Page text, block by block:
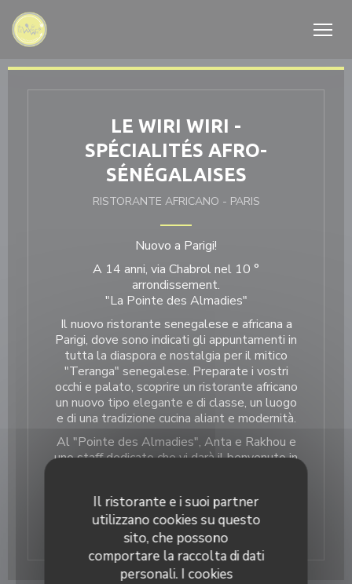
Personalizzazione delle tue scelte sui cookie
Il ristorante e i suoi partner
utilizzano cookies su questo
sito, che possono
comportare la raccolta di dati
personali. I cookies
LE WIRI WIRI -
SPÉCIALITÉS AFRO-
SÉNÉGALAISES
RISTORANTE AFRICANO - PARIS
Nuovo a Parigi!
A 14 anni, via Chabrol nel 10 °
arrondissement.
"La Pointe des Almadies"
Il nuovo ristorante senegalese e africana a
Parigi, dove sono indicati gli appuntamenti in
tutta la diaspora e nostalgia per il mitico
"Teranga" senegalese. Preparate i vostri
occhi e palato, scoprire un ristorante africano
un nuovo tipo elegante e di classe, un luogo
e di una tradizione cucina aliant e modernità.
Al "Pointe des Almadies", Anta e Rakhou e
uno staff dedicato che vi darà il benvenuto in
Venite a "La Pointe des Almadies" per una
sosta gastronomica nel paese del Teranga!